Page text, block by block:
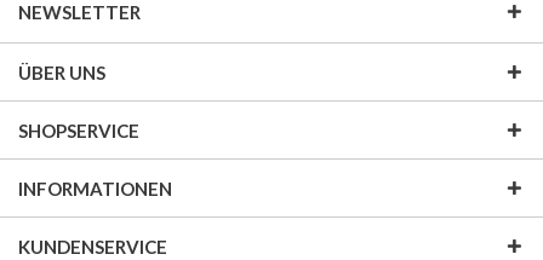
NEWSLETTER
ÜBER UNS
SHOPSERVICE
INFORMATIONEN
KUNDENSERVICE